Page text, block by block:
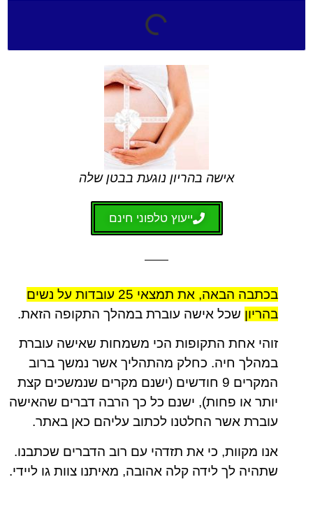
אישה בהריון נוגעת בבטן שלה
ייעוץ טלפוני חינם
בכתבה הבאה, את תמצאי 25 עובדות על נשים
בהריון שכל אישה עוברת במהלך התקופה הזאת.
זוהי אחת התקופות הכי משמחות שאישה עוברת
במהלך חיה. כחלק מהתהליך אשר נמשך ברוב
המקרים 9 חודשים (ישנם מקרים שנמשכים קצת
יותר או פחות), ישנם כל כך הרבה דברים שהאישה
עוברת אשר החלטנו לכתוב עליהם כאן באתר.
אנו מקוות, כי את תזדהי עם רוב הדברים שכתבנו.
שתהיה לך לידה קלה אהובה, מאיתנו צוות גו ליידי.